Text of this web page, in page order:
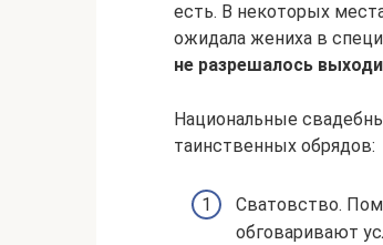
есть. В некоторых
ожидала жениха в
не разрешалось
Национальные
таинственных обрядов:
Сватовство.
обговаривают